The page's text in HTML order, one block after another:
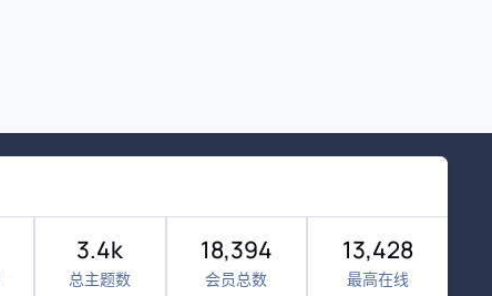
3.4k
总主题数
18,394
会员总数
13,428
最高在线